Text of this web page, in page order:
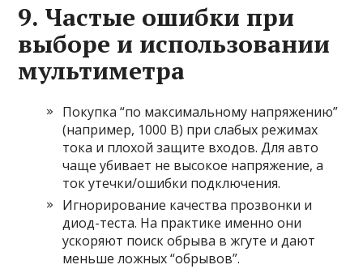
9. Частые ошибки при
выборе и использовании
мультиметра
Покупка “по максимальному напряжению”
(например, 1000 В) при слабых режимах
тока и плохой защите входов. Для авто
чаще убивает не высокое напряжение, а
ток утечки/ошибки подключения.
Игнорирование качества прозвонки и
диод-теста. На практике именно они
ускоряют поиск обрыва в жгуте и дают
меньше ложных “обрывов”.